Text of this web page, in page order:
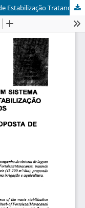
Desempenho de um Sistema de Lagoas de Estabilização Tratando Esgotos Domésticos e Industriais: Proposta de Reuso no Ceará.